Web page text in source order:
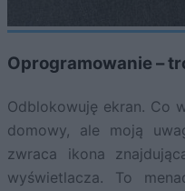
Oprogramowanie –
Odblokowuję ekran. Co
domowy, ale moją
zwraca ikona
wyświetlacza. To